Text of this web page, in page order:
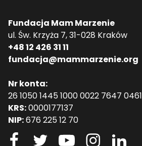
Fundacja Mam Marzenie
ul. Św. Krzyża 7, 31-028 Kraków
+48 12 426 31 11
fundacja@mammarzenie.org
Nr konta:
26 1050 1445 1000 0022 7647 0461
KRS:0000177137
NIP:676 225 12 70